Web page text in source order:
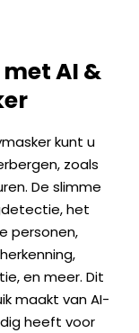
AI &
kunt u
zoals
De slimme
het
personen,
en meer. Dit
maakt van AI-
heeft voor